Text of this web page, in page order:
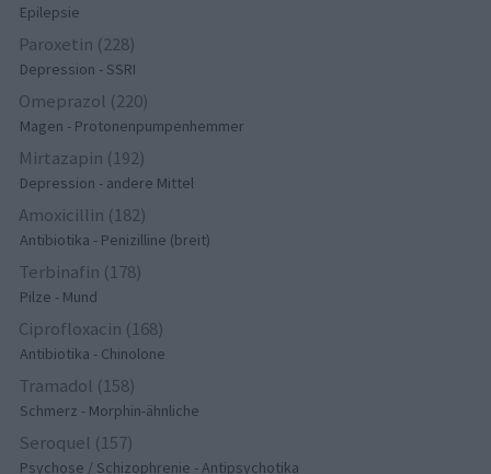
Epilepsie
Paroxetin (228)
Depression - SSRI
Omeprazol (220)
Magen - Protonenpumpenhemmer
Mirtazapin (192)
Depression - andere Mittel
Amoxicillin (182)
Antibiotika - Penizilline (breit)
Terbinafin (178)
Pilze - Mund
Ciprofloxacin (168)
Antibiotika - Chinolone
Tramadol (158)
Schmerz - Morphin-ähnliche
Seroquel (157)
Psychose / Schizophrenie - Antipsychotika